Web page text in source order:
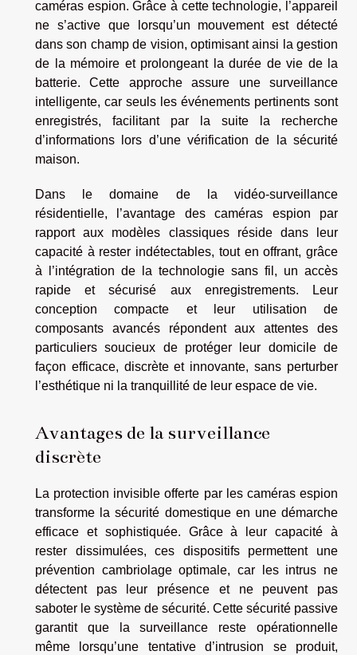
caméras espion. Grâce à cette technologie, l’appareil
ne s’active que lorsqu’un mouvement est détecté
dans son champ de vision, optimisant ainsi la gestion
de la mémoire et prolongeant la durée de vie de la
batterie. Cette approche assure une surveillance
intelligente, car seuls les événements pertinents sont
enregistrés, facilitant par la suite la recherche
d’informations lors d’une vérification de la sécurité
maison.
Dans le domaine de la vidéo-surveillance
résidentielle, l’avantage des caméras espion par
rapport aux modèles classiques réside dans leur
capacité à rester indétectables, tout en offrant, grâce
à l’intégration de la technologie sans fil, un accès
rapide et sécurisé aux enregistrements. Leur
conception compacte et leur utilisation de
composants avancés répondent aux attentes des
particuliers soucieux de protéger leur domicile de
façon efficace, discrète et innovante, sans perturber
l’esthétique ni la tranquillité de leur espace de vie.
Avantages de la surveillance
discrète
La protection invisible offerte par les caméras espion
transforme la sécurité domestique en une démarche
efficace et sophistiquée. Grâce à leur capacité à
rester dissimulées, ces dispositifs permettent une
prévention cambriolage optimale, car les intrus ne
détectent pas leur présence et ne peuvent pas
saboter le système de sécurité. Cette sécurité passive
garantit que la surveillance reste opérationnelle
même lorsqu’une tentative d’intrusion se produit,